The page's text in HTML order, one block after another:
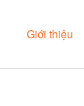
Giới thiệu